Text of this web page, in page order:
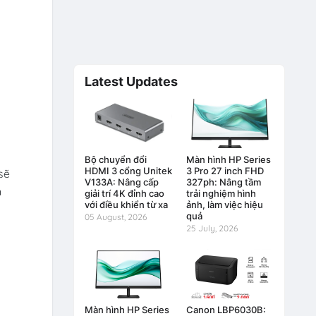
Latest Updates
Bộ chuyển đổi
HDMI 3 cổng Unitek
V133A: Nâng cấp
giải trí 4K đỉnh cao
với điều khiển từ xa
05 August, 2026
Màn hình HP Series
3 Pro 27 inch FHD
327ph: Nâng tầm
trải nghiệm hình
ảnh, làm việc hiệu
quả
25 July, 2026
Màn hình HP Series
Canon LBP6030B: